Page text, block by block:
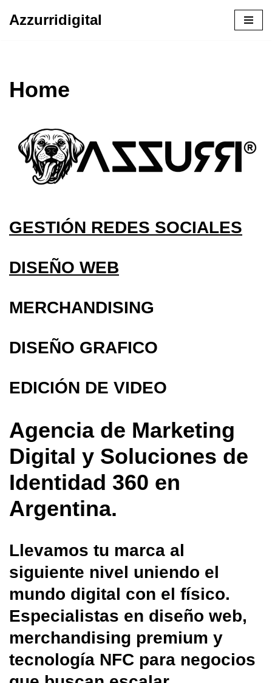
Azzurridigital
Home
GESTIÓN REDES SOCIALES
DISEÑO WEB
MERCHANDISING
DISEÑO GRAFICO
EDICIÓN DE VIDEO
Agencia de Marketing
Digital y Soluciones de
Identidad 360 en
Argentina.
Llevamos tu marca al
siguiente nivel uniendo el
mundo digital con el físico.
Especialistas en diseño web,
merchandising premium y
tecnología NFC para negocios